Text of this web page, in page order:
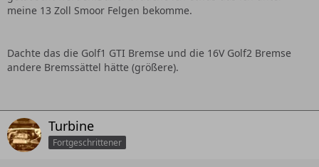
meine 13 Zoll Smoor Felgen bekomme.
Dachte das die Golf1 GTI Bremse und die 16V Golf2 Bremse
andere Bremssättel hätte (größere).
Turbine
Fortgeschrittener